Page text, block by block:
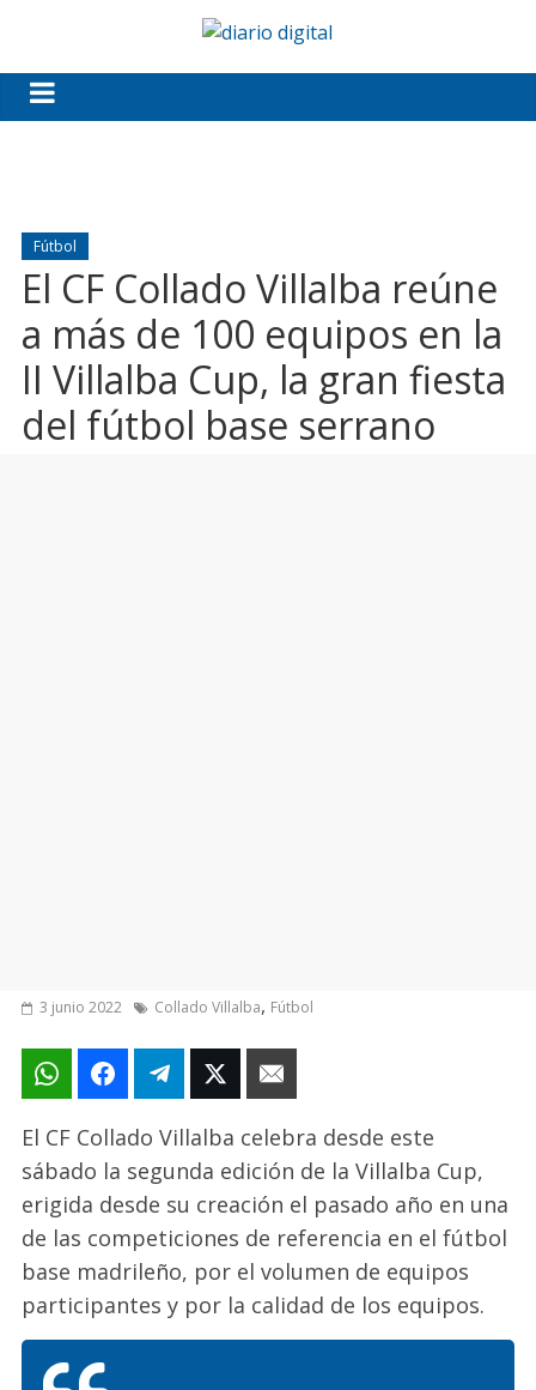
Fútbol
El CF Collado Villalba reúne
a más de 100 equipos en la
II Villalba Cup, la gran fiesta
del fútbol base serrano
3 junio 2022 Collado Villalba, Fútbol
El CF Collado Villalba celebra desde este
sábado la segunda edición de la Villalba Cup,
erigida desde su creación el pasado año en una
de las competiciones de referencia en el fútbol
base madrileño, por el volumen de equipos
participantes y por la calidad de los equipos.